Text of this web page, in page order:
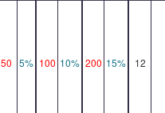
50 5% 100 10% 200 15% 12